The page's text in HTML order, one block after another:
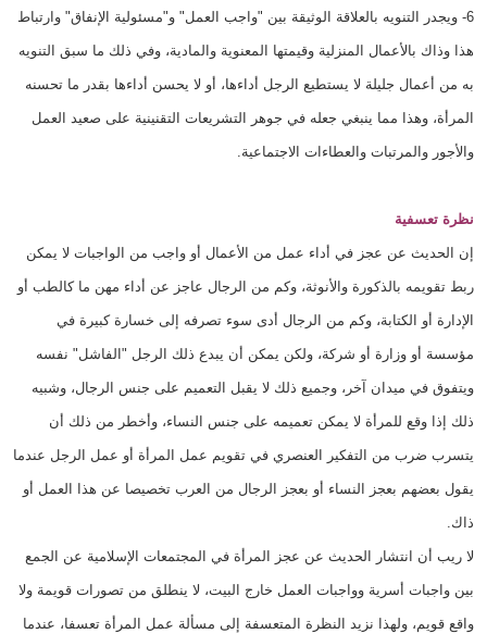
6- ويجدر التنويه بالعلاقة الوثيقة بين "واجب العمل" و"مسئولية الإنفاق" وارتباط
هذا وذاك بالأعمال المنزلية وقيمتها المعنوية والمادية، وفي ذلك ما سبق التنويه
به من أعمال جليلة لا يستطيع الرجل أداءها، أو لا يحسن أداءها بقدر ما تحسنه
المرأة، وهذا مما ينبغي جعله في جوهر التشريعات التقنينية على صعيد العمل
والأجور والمرتبات والعطاءات الاجتماعية.
نظرة تعسفية
إن الحديث عن عجز في أداء عمل من الأعمال أو واجب من الواجبات لا يمكن
ربط تقويمه بالذكورة والأنوثة، وكم من الرجال عاجز عن أداء مهن ما كالطب أو
الإدارة أو الكتابة، وكم من الرجال أدى سوء تصرفه إلى خسارة كبيرة في
مؤسسة أو وزارة أو شركة، ولكن يمكن أن يبدع ذلك الرجل "الفاشل" نفسه
ويتفوق في ميدان آخر، وجميع ذلك لا يقبل التعميم على جنس الرجال، وشبيه
ذلك إذا وقع للمرأة لا يمكن تعميمه على جنس النساء، وأخطر من ذلك أن
يتسرب ضرب من التفكير العنصري في تقويم عمل المرأة أو عمل الرجل عندما
يقول بعضهم بعجز النساء أو بعجز الرجال من العرب تخصيصا عن هذا العمل أو
ذاك.
لا ريب أن انتشار الحديث عن عجز المرأة في المجتمعات الإسلامية عن الجمع
بين واجبات أسرية وواجبات العمل خارج البيت، لا ينطلق من تصورات قويمة ولا
واقع قويم، ولهذا نزيد النظرة المتعسفة إلى مسألة عمل المرأة تعسفا، عندما